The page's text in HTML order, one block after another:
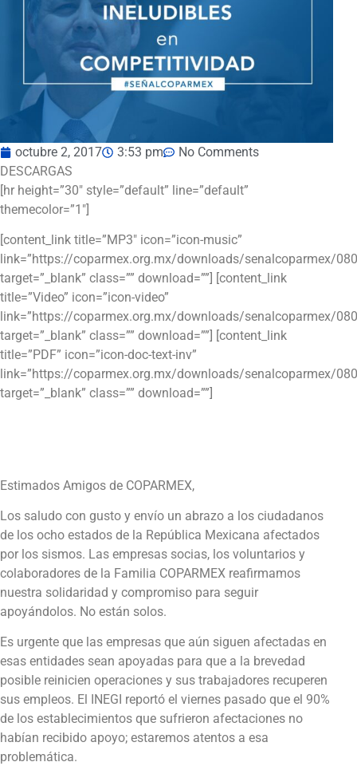
octubre 2, 2017 3:53 pm
No Comments
DESCARGAS
[hr height=”30″ style=”default” line=”default”
themecolor=”1″]
[content_link title=”MP3″ icon=”icon-music”
link=”https://coparmex.org.mx/downloads/senalcoparmex/
target=”_blank” class=”” download=””] [content_link
title=”Video” icon=”icon-video”
link=”https://coparmex.org.mx/downloads/senalcoparmex/
target=”_blank” class=”” download=””] [content_link
title=”PDF” icon=”icon-doc-text-inv”
link=”https://coparmex.org.mx/downloads/senalcoparmex/080/
target=”_blank” class=”” download=””]
Estimados Amigos de COPARMEX,
Los saludo con gusto y envío un abrazo a los ciudadanos
de los ocho estados de la República Mexicana afectados
por los sismos. Las empresas socias, los voluntarios y
colaboradores de la Familia COPARMEX reafirmamos
nuestra solidaridad y compromiso para seguir
apoyándolos. No están solos.
Es urgente que las empresas que aún siguen afectadas en
esas entidades sean apoyadas para que a la brevedad
posible reinicien operaciones y sus trabajadores recuperen
sus empleos. El INEGI reportó el viernes pasado que el 90%
de los establecimientos que sufrieron afectaciones no
habían recibido apoyo; estaremos atentos a esa
problemática.